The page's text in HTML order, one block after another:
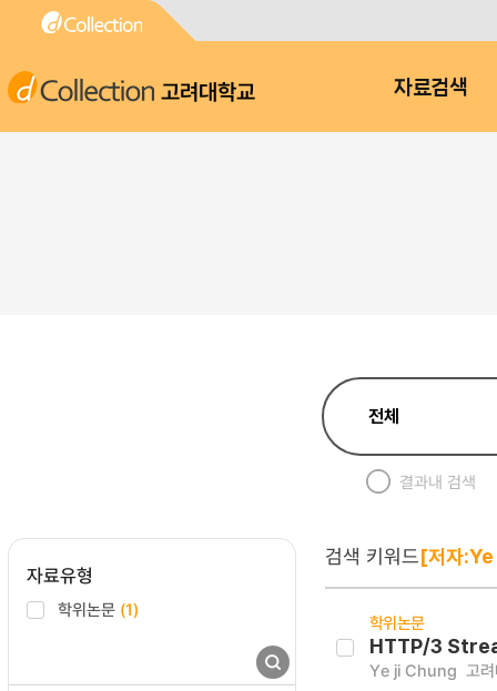
고려대학교 자료검색
결과내 검색
자료유형
학위논문 (1)
검색 키워드[저자
학위논문
HTTP/3
Ye ji Chung 고